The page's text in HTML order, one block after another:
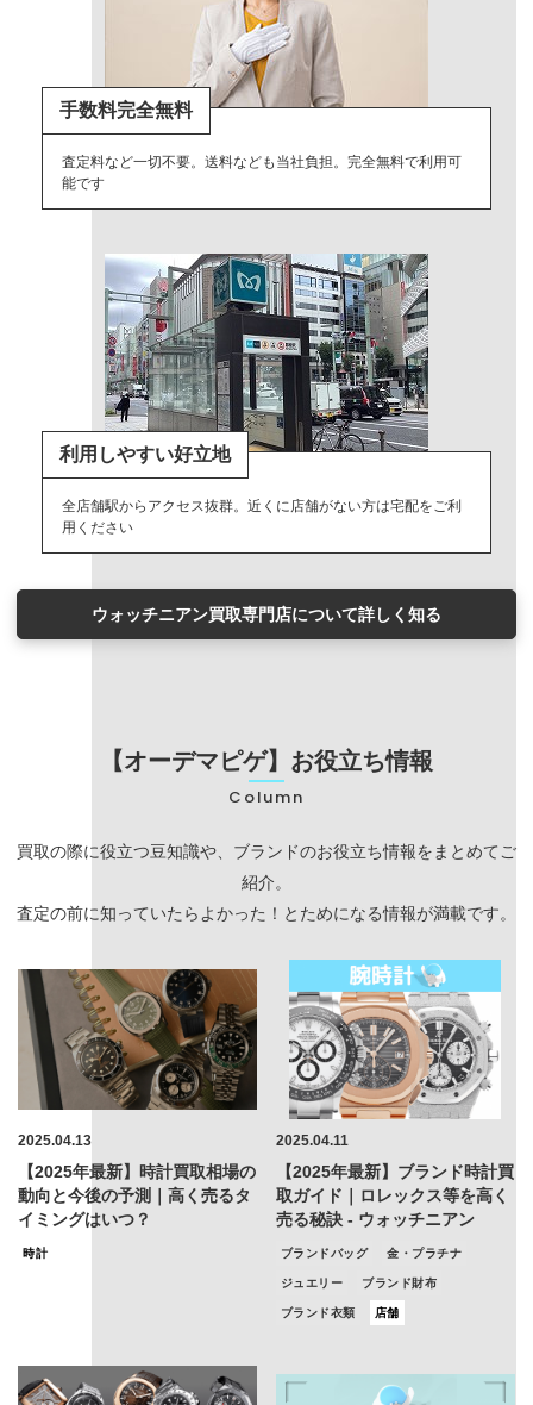
手数料完全無料
査定料など一切不要。送料なども当社負担。完全無料で利用可
能です
利用しやすい好立地
全店舗駅からアクセス抜群。近くに店舗がない方は宅配をご利
用ください
ウォッチニアン買取専門店について詳しく知る
【オーデマピゲ】お役立ち情報
Column
買取の際に役立つ豆知識や、ブランドのお役立ち情報をまとめてご
紹介。
査定の前に知っていたらよかった！とためになる情報が満載です。
2025.04.13
【2025年最新】時計買取相場の
動向と今後の予測｜高く売るタ
イミングはいつ？
時計
2025.04.11
【2025年最新】ブランド時計買
取ガイド｜ロレックス等を高く
売る秘訣 - ウォッチニアン
ブランドバッグ 金・プラチナ
ジュエリー ブランド財布
ブランド衣類 店舗